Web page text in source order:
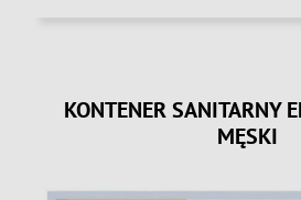
KONTENER SANITARNY
MĘSKI